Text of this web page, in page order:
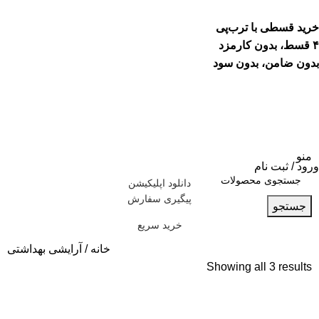
خرید قسطی با ترب‌پی
۴ قسط، بدون کارمزد
بدون ضامن، بدون سود
ورود / ثبت نام
دانلود اپلیکیشن
پیگیری سفارش
منو
جستجو
خرید سریع
خانه
آرایشی بهداشتی
Showing all 3 results